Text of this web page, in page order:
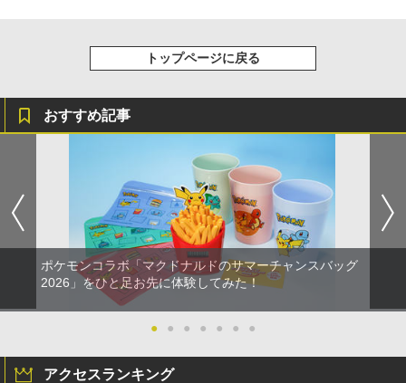
トップページに戻る
おすすめ記事
ポケモンコラボ「マクドナルドのサマーチャンスバッグ
2026」をひと足お先に体験してみた！
● ● ● ● ● ● ●
アクセスランキング